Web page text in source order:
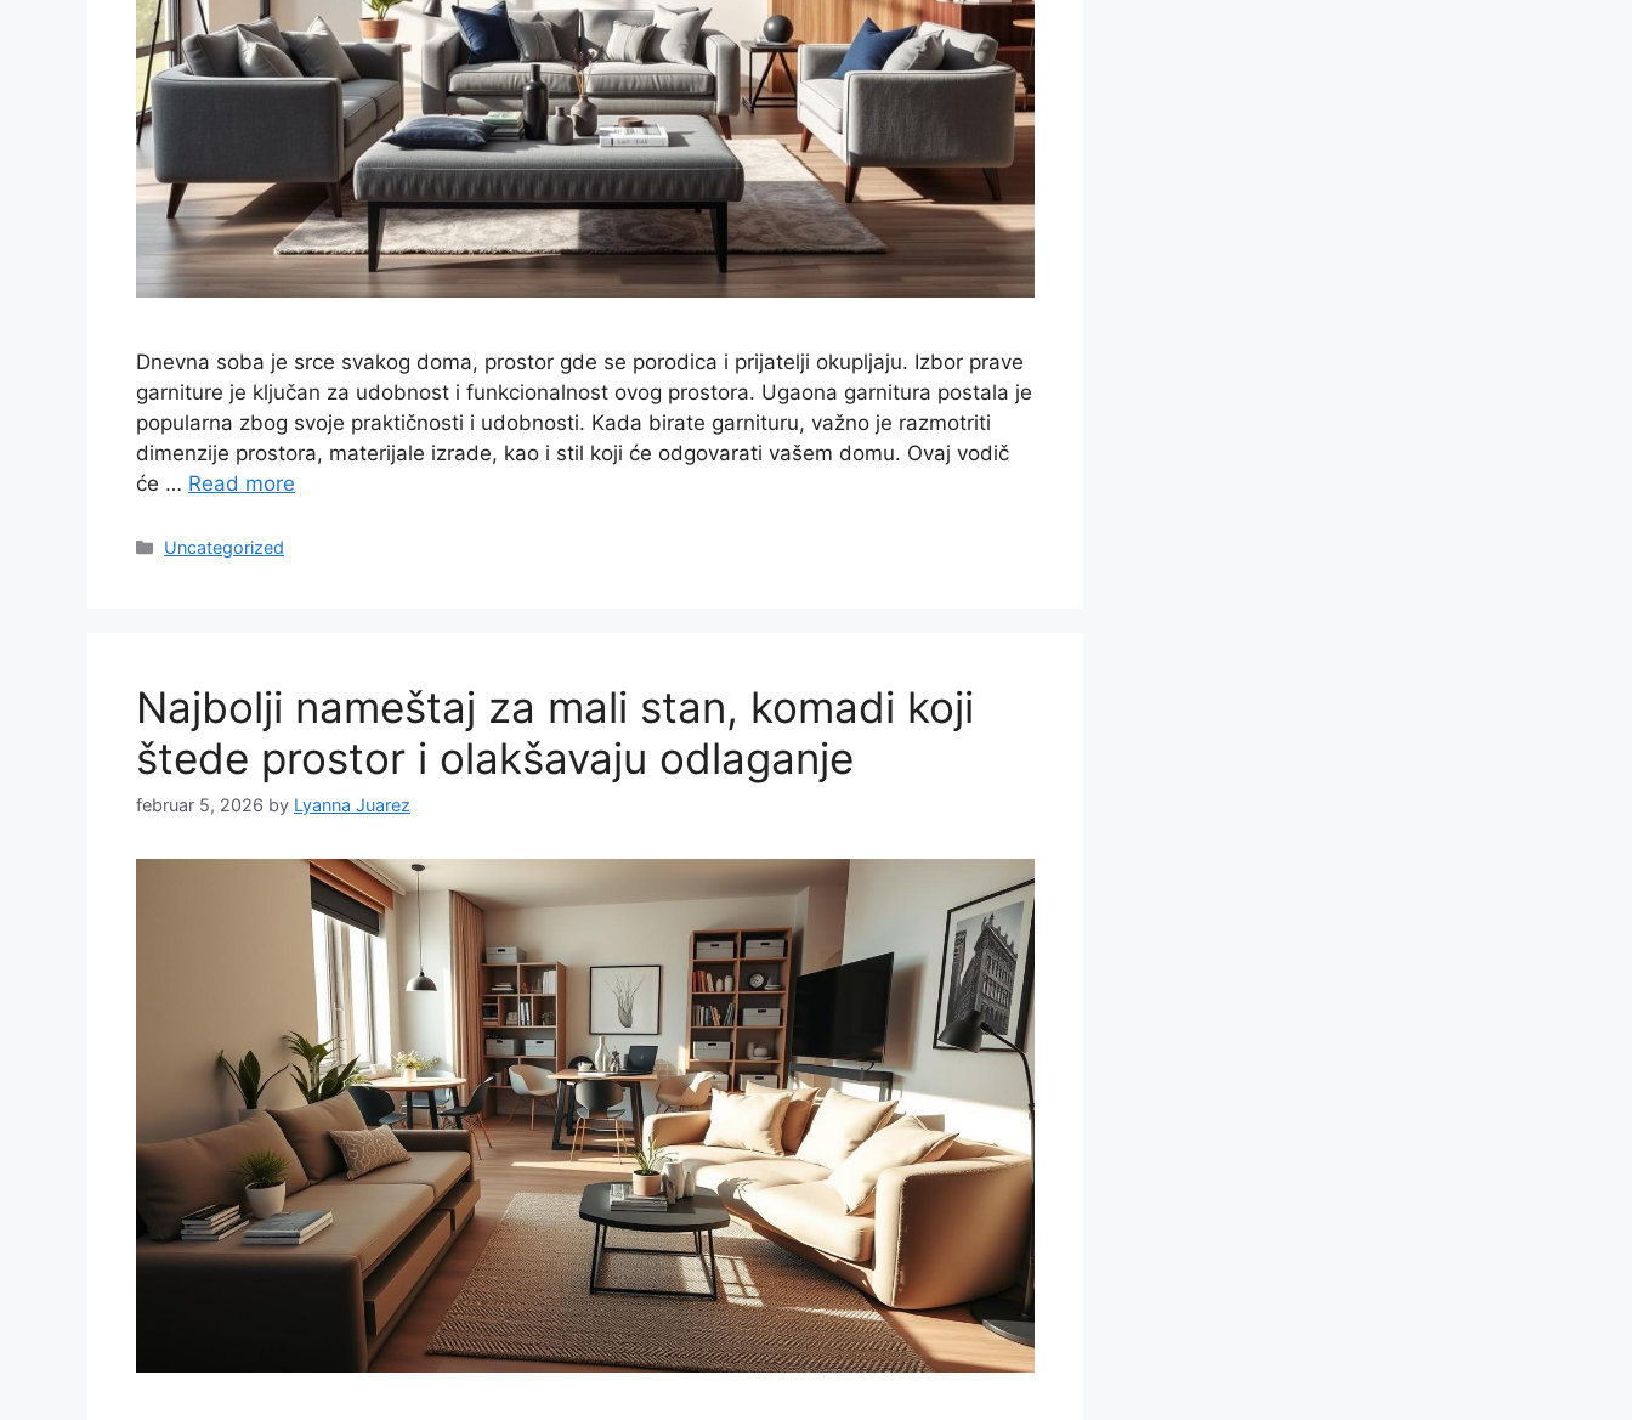
Dnevna soba je srce svakog doma, prostor gde se porodica i prijatelji okupljaju. Izbor prave
garniture je ključan za udobnost i funkcionalnost ovog prostora. Ugaona garnitura postala je
popularna zbog svoje praktičnosti i udobnosti. Kada birate garnituru, važno je razmotriti
dimenzije prostora, materijale izrade, kao i stil koji će odgovarati vašem domu. Ovaj vodič
će … Read more
Categories
Uncategorized
Najbolji nameštaj za mali stan, komadi koji
štede prostor i olakšavaju odlaganje
februar 5, 2026 by Lyanna Juarez